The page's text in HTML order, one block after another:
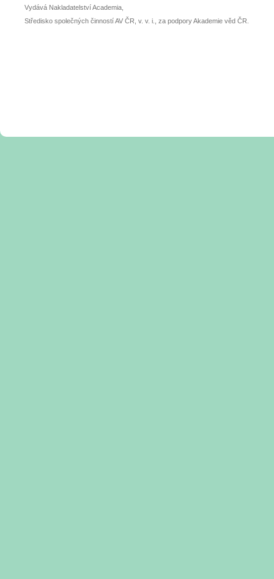
Vydává Nakladatelství Academia,
Středisko společných činností AV ČR, v. v. i., za podpory Akademie věd ČR.